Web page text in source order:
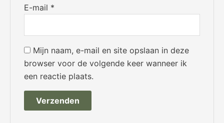
E-mail *
Mijn naam, e-mail en site opslaan in deze
browser voor de volgende keer wanneer ik
een reactie plaats.